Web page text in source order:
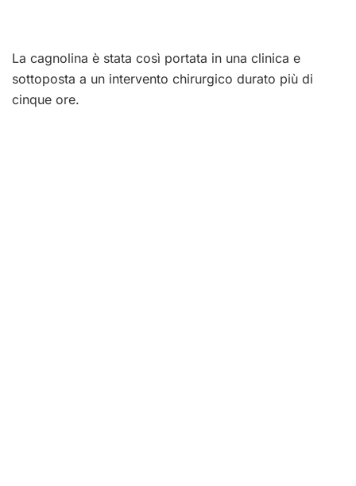
La cagnolina è stata così portata in una clinica e
sottoposta a un intervento chirurgico durato più di
cinque ore.